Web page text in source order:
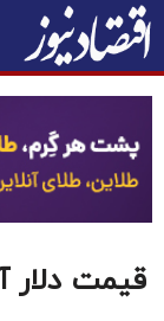
قیمت دلار آزاد به 174